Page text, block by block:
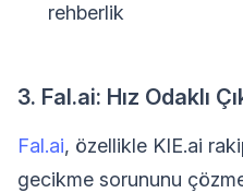
rehberlik
3. Fal.ai: Hız Odaklı
Fal.ai, özellikle KIE.ai
gecikme sorununu